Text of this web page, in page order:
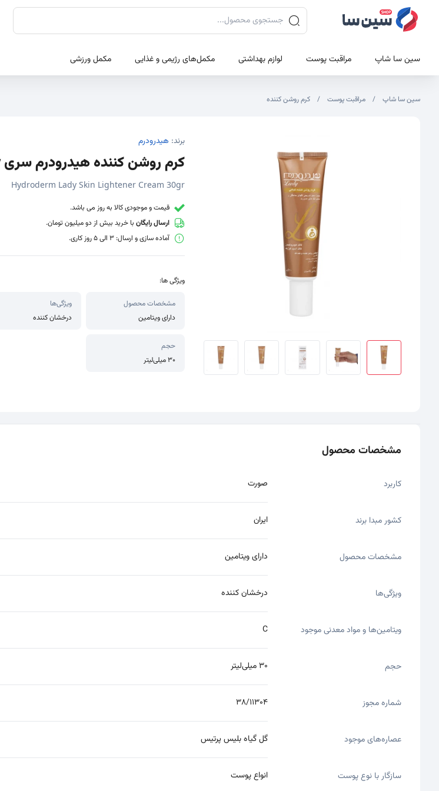
جستجوی محصولات
سین سا شاپ مراقبت پوست لوازم بهداشتی مکمل‌های رژیمی و غذایی مکمل ورزشی
سین سا شاپ مراقبت پوست کرم روشن کننده
برند: هیدرودرم
کرم روشن کننده هیدرودرم سری Lady وزن 30 گرم
Hydroderm Lady Skin Lightener Cream 30gr
قیمت و موجودی کالا به روز می باشد.
ارسال رایگان با خرید بیش از دو میلیون تومان.
آماده سازی و ارسال: 3 الی 5 روز کاری.
ویژگی ها:
مشخصات محصول
دارای ویتامین
ویژگی‌ها
درخشان کننده
حجم
30 میلی‌لیتر
سایر تصاویر محصول - تصاویر بندانگشتی
مشخصات محصول
کاربرد صورت
کشور مبدا برند ایران
مشخصات محصول دارای ویتامین
ویژگی‌ها درخشان کننده
ویتامین‌ها و مواد معدنی موجود C
حجم 30 میلی‌لیتر
شماره مجوز 38/11304
عصاره‌های موجود گل گیاه بلیس پرتیس
سازگار با نوع پوست انواع پوست